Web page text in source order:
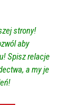
strony!
aby
Spisz relacje
a my je